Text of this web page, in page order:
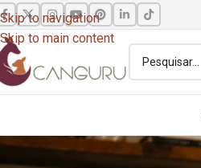
Skip to navigation
Skip to main content